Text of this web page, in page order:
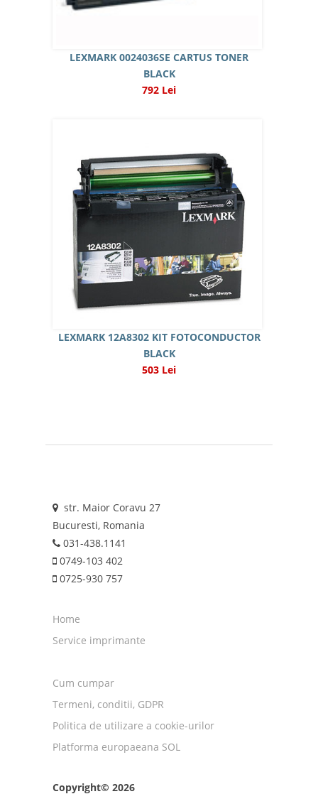
LEXMARK 0024036SE CARTUS TONER
BLACK
792 Lei
LEXMARK 12A8302 KIT FOTOCONDUCTOR
BLACK
503 Lei
str. Maior Coravu 27
Bucuresti, Romania
031-438.1141
0749-103 402
0725-930 757
Home
Service imprimante
Cum cumpar
Termeni, conditii, GDPR
Politica de utilizare a cookie-urilor
Platforma europaeana SOL
Copyright© 2026